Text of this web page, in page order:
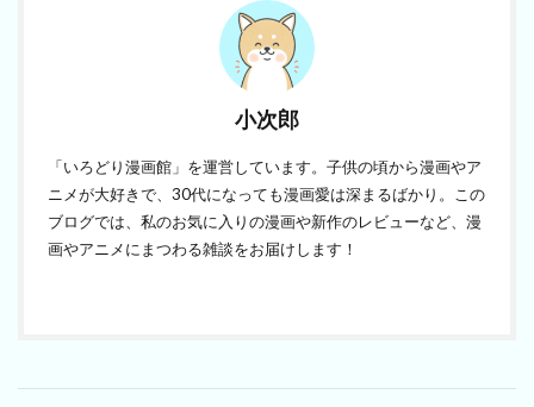
小次郎
「いろどり漫画館」を運営しています。子供の頃から漫画やア
ニメが大好きで、30代になっても漫画愛は深まるばかり。この
ブログでは、私のお気に入りの漫画や新作のレビューなど、漫
画やアニメにまつわる雑談をお届けします！